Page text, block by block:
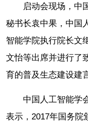
启动会现场，中
秘书长袁中果，中国
智能学院执行院长文
文怡等出席并进行了
育的普及生态建设建
中国人工智能学
表示，2017年国务院